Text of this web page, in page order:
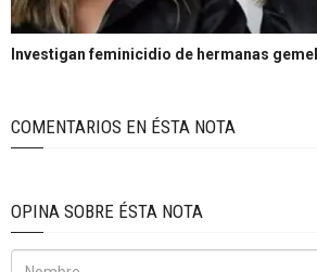
Investigan feminicidio de hermanas
COMENTARIOS EN ÉSTA NOTA
OPINA SOBRE ÉSTA NOTA